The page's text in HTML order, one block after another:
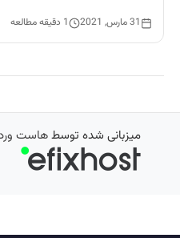
31 مارس, 2021 1 دقیقه مطالعه
میزبانی شده توسطهاست